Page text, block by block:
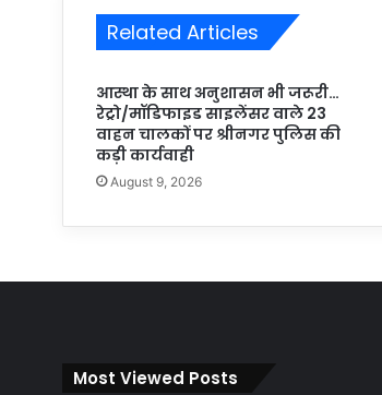
Related Articles
आस्था के साथ अनुशासन भी जरूरी…
रेट्रो/मॉडिफाइड साइलेंसर वाले 23
वाहन चालकों पर श्रीनगर पुलिस की
कड़ी कार्यवाही
August 9, 2026
Most Viewed Posts